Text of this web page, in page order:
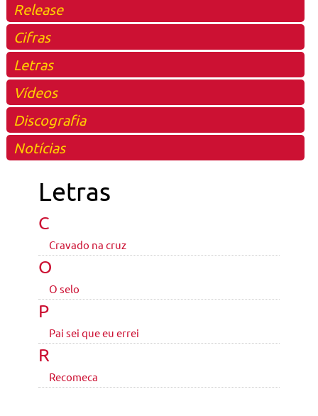
Release
Cifras
Letras
Vídeos
Discografia
Notícias
Letras
C
Cravado na cruz
O
O selo
P
Pai sei que eu errei
R
Recomeca